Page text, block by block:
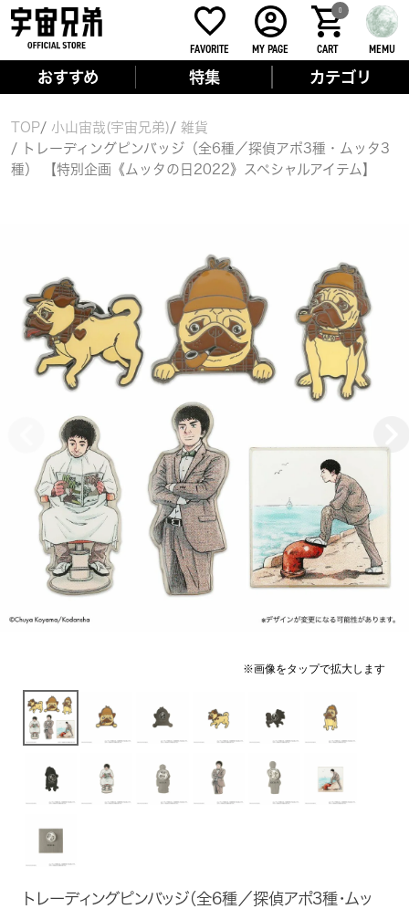
FAVORITE MY PAGE CART
0
MEMU
おすすめ 特集 カテゴリ
TOP 小山宙哉(宇宙兄弟)
雑貨
トレーディングピンバッジ（全6種／探偵アポ3種・ムッタ3
種） 【特別企画《ムッタの日2022》スペシャルアイテム】
トレーディングピンバッジ（全6種／探偵アポ3種・ムッ